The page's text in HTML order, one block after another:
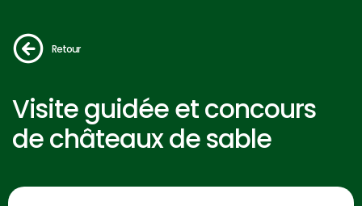
Retour
Visite guidée et concours
de châteaux de sable